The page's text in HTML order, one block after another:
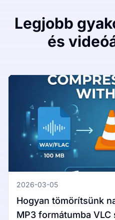
Legjobb
és
2026-03-05
Hogyan tömörítsünk
MP3 formátumba